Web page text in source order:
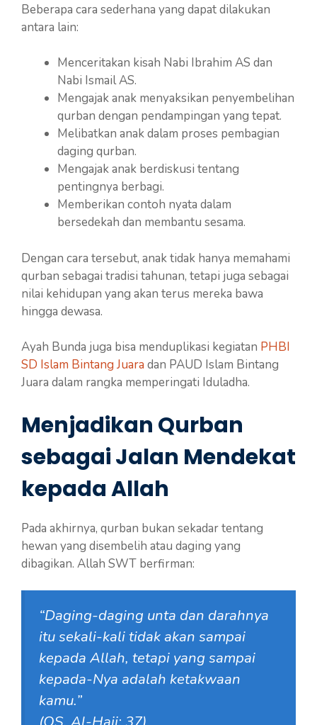
Beberapa cara sederhana yang dapat dilakukan
antara lain:
Menceritakan kisah Nabi Ibrahim AS dan
Nabi Ismail AS.
Mengajak anak menyaksikan penyembelihan
qurban dengan pendampingan yang tepat.
Melibatkan anak dalam proses pembagian
daging qurban.
Mengajak anak berdiskusi tentang
pentingnya berbagi.
Memberikan contoh nyata dalam
bersedekah dan membantu sesama.
Dengan cara tersebut, anak tidak hanya memahami
qurban sebagai tradisi tahunan, tetapi juga sebagai
nilai kehidupan yang akan terus mereka bawa
hingga dewasa.
Ayah Bunda juga bisa menduplikasi kegiatan PHBI
SD Islam Bintang Juara dan PAUD Islam Bintang
Juara dalam rangka memperingati Iduladha.
Menjadikan Qurban
sebagai Jalan Mendekat
kepada Allah
Pada akhirnya, qurban bukan sekadar tentang
hewan yang disembelih atau daging yang
dibagikan. Allah SWT berfirman:
“Daging-daging unta dan darahnya
itu sekali-kali tidak akan sampai
kepada Allah, tetapi yang sampai
kepada-Nya adalah ketakwaan
kamu.”